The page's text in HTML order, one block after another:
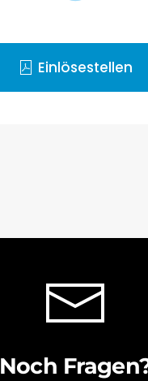
Einlösestellen
Noch